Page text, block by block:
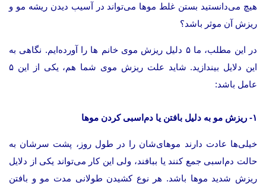
هیچ می‌دانستید بستن غلط موها می‌تواند در آسیب دیدن ریشه مو و
ریزش آن موثر باشد؟
در این مطلب، ما ۵ دلیل ریزش موی خانم ها را آورده‌ایم. نگاهی به
این دلایل بیندازید. شاید علت ریزش موی شما هم، یکی از این ۵
عامل باشد:
۱- ریزش مو به دلیل بافتن یا دم‌اسبی کردن موها
خیلی‌ها عادت دارند موهای‌شان را در طول روز، پشت سرشان به
حالت دم‌اسبی جمع کنند یا ببافند، ولی این کار می‌تواند یکی از دلایل
ریزش شدید موها باشد. هر نوع کشیدن طولانی مدت مو و بافتن